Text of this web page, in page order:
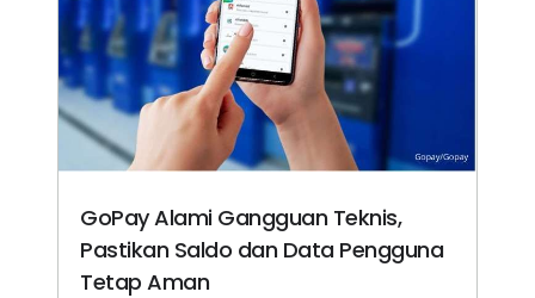
GoPay Alami Gangguan Teknis,
Pastikan Saldo dan Data Pengguna
Tetap Aman